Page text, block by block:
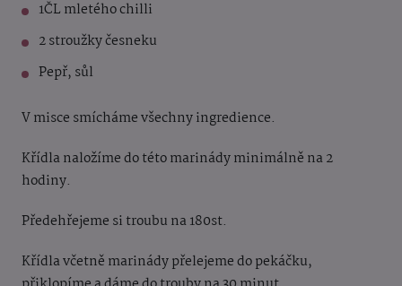
1ČL mletého chilli
2 stroužky česneku
Pepř, sůl
V misce smícháme všechny ingredience.
Křídla naložíme do této marinády minimálně na 2
hodiny.
Předehřejeme si troubu na 180st.
Křídla včetně marinády přelejeme do pekáčku,